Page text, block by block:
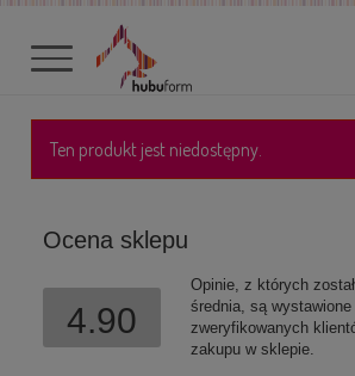
Ten produkt jest niedostępny.
Ocena sklepu
4.90
Opinie, z których
średnia, są wystawione
zweryfikowanych
zakupu w sklepie.